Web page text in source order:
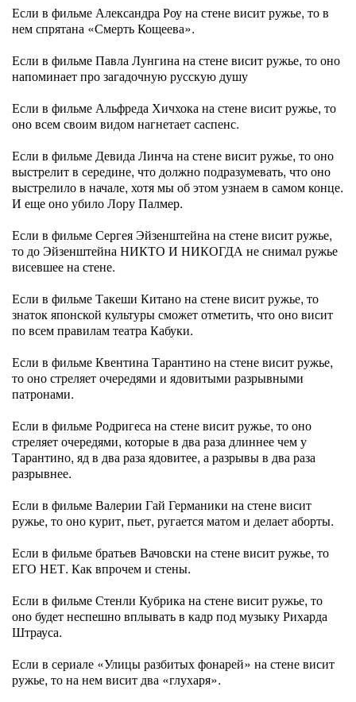
Если в фильме Александра Роу на стене висит ружье, то в
нем спрятана «Смерть Кощеева».
Если в фильме Павла Лунгина на стене висит ружье, то оно
напоминает про загадочную русскую душу
Если в фильме Альфреда Хичхока на стене висит ружье, то
оно всем своим видом нагнетает саспенс.
Если в фильме Девида Линча на стене висит ружье, то оно
выстрелит в середине, что должно подразумевать, что оно
выстрелило в начале, хотя мы об этом узнаем в самом конце.
И еще оно убило Лору Палмер.
Если в фильме Сергея Эйзенштейна на стене висит ружье,
то до Эйзенштейна НИКТО И НИКОГДА не снимал ружье
висевшее на стене.
Если в фильме Такеши Китано на стене висит ружье, то
знаток японской культуры сможет отметить, что оно висит
по всем правилам театра Кабуки.
Если в фильме Квентина Тарантино на стене висит ружье,
то оно стреляет очередями и ядовитыми разрывными
патронами.
Если в фильме Родригеса на стене висит ружье, то оно
стреляет очередями, которые в два раза длиннее чем у
Тарантино, яд в два раза ядовитее, а разрывы в два раза
разрывнее.
Если в фильме Валерии Гай Германики на стене висит
ружье, то оно курит, пьет, ругается матом и делает аборты.
Если в фильме братьев Вачовски на стене висит ружье, то
ЕГО НЕТ. Как впрочем и стены.
Если в фильме Стенли Кубрика на стене висит ружье, то
оно будет неспешно вплывать в кадр под музыку Рихарда
Штрауса.
Если в сериале «Улицы разбитых фонарей» на стене висит
ружье, то на нем висит два «глухаря».